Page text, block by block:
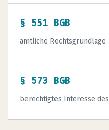
§ 551 BGB
amtliche Rechtsgrundlage
§ 573 BGB
berechtigtes Interesse